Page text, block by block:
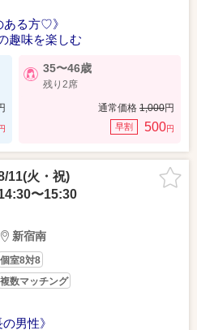
ある方♡》
趣味を楽しむ
35〜46歳
残り2席
通常価格 1,000円
早割 500円
11(火・祝)
〜15:30
新宿南
個室8対8
複数マッチング
男性》